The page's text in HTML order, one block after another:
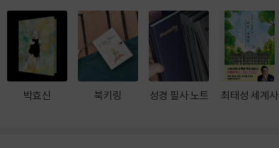
박효신 북키링 성경 필사 노트 최태성 세계사